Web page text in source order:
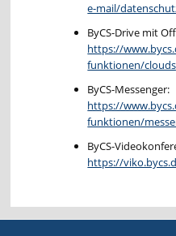
e-mail/
ByCS-Drive mit
https://
funktionen/
ByCS-Messenger:
https://
funktionen/
ByCS-
https://